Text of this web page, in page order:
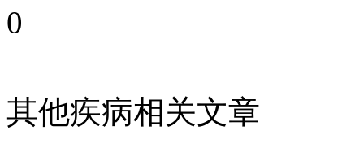
0
其他疾病相关文章